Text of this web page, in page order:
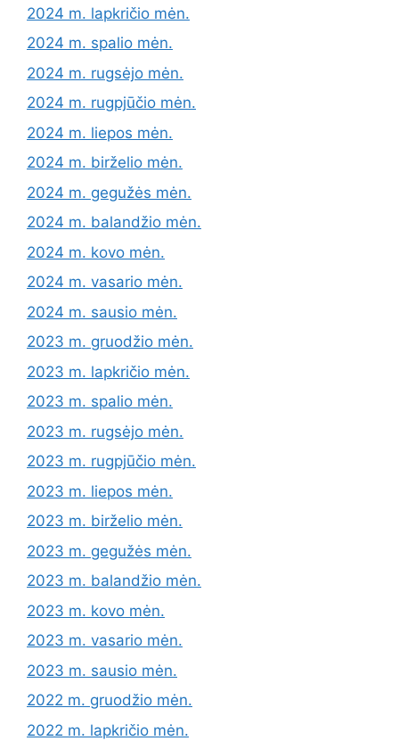
2024 m. lapkričio mėn.
2024 m. spalio mėn.
2024 m. rugsėjo mėn.
2024 m. rugpjūčio mėn.
2024 m. liepos mėn.
2024 m. birželio mėn.
2024 m. gegužės mėn.
2024 m. balandžio mėn.
2024 m. kovo mėn.
2024 m. vasario mėn.
2024 m. sausio mėn.
2023 m. gruodžio mėn.
2023 m. lapkričio mėn.
2023 m. spalio mėn.
2023 m. rugsėjo mėn.
2023 m. rugpjūčio mėn.
2023 m. liepos mėn.
2023 m. birželio mėn.
2023 m. gegužės mėn.
2023 m. balandžio mėn.
2023 m. kovo mėn.
2023 m. vasario mėn.
2023 m. sausio mėn.
2022 m. gruodžio mėn.
2022 m. lapkričio mėn.